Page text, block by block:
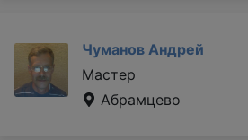
Чуманов Андрей
Мастер
Абрамцево